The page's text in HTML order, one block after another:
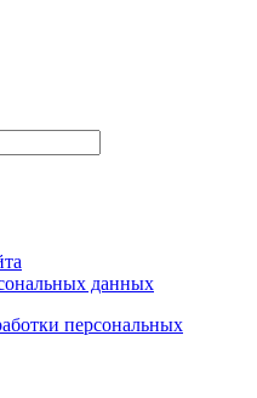
данных
персональных